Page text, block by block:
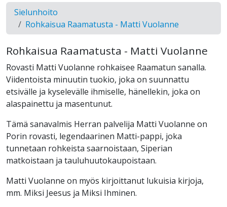
Sielunhoito
Rohkaisua Raamatusta - Matti Vuolanne
Rohkaisua Raamatusta - Matti Vuolanne
Rovasti Matti Vuolanne rohkaisee Raamatun sanalla.
Viidentoista minuutin tuokio, joka on suunnattu
etsivälle ja kyselevälle ihmiselle, hänellekin, joka on
alaspainettu ja masentunut.
Tämä sanavalmis Herran palvelija Matti Vuolanne on
Porin rovasti, legendaarinen Matti-pappi, joka
tunnetaan rohkeista saarnoistaan, Siperian
matkoistaan ja tauluhuutokaupoistaan.
Matti Vuolanne on myös kirjoittanut lukuisia kirjoja,
mm. Miksi Jeesus ja Miksi Ihminen.